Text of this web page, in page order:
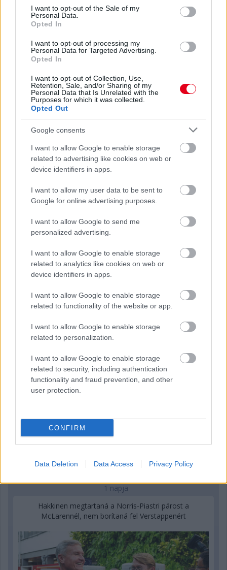
consent section.
I want to opt-out of the Sale of my
Personal Data.
Opted In
I want to opt-out of processing my
Personal Data for Targeted Advertising.
Opted In
I want to opt-out of Collection, Use,
Retention, Sale, and/or Sharing of my
Personal Data that Is Unrelated with the
Purposes for which it was collected.
Opted Out
Google consents
I want to allow Google to enable storage
related to advertising like cookies on web or
device identifiers in apps.
I want to allow my user data to be sent to
Google for online advertising purposes.
I want to allow Google to send me
personalized advertising.
I want to allow Google to enable storage
related to analytics like cookies on web or
device identifiers in apps.
I want to allow Google to enable storage
related to functionality of the website or app.
I want to allow Google to enable storage
related to personalization.
I want to allow Google to enable storage
related to security, including authentication
functionality and fraud prevention, and other
user protection.
CONFIRM
Data Deletion Data Access Privacy Policy
4 órája
Kerékpáros világbajnokságra kvalifikálta magát Bottas az
F1-es nyári szünetben
1 napja
Russellen
1 napja
Hakkinen megtartaná a Norris-Piastri párost a
McLarennél, nem borítaná fel Verstappenért